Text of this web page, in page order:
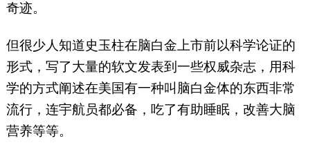
奇迹。
但很少人知道史玉柱在脑白金上市前以科学论证的
形式，写了大量的软文发表到一些权威杂志，用科
学的方式阐述在美国有一种叫脑白金体的东西非常
流行，连宇航员都必备，吃了有助睡眠，改善大脑
营养等等。